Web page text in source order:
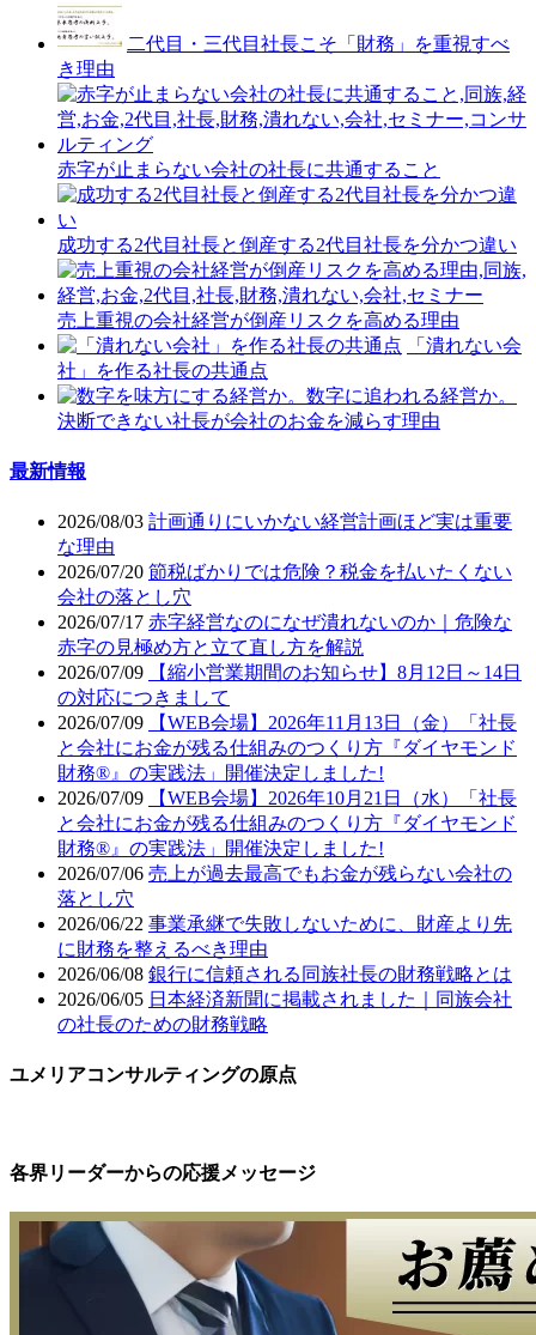
二代目・三代目社長こそ「財務」を重視すべ
き理由
赤字が止まらない会社の社長に共通すること
成功する2代目社長と倒産する2代目社長を分かつ違い
売上重視の会社経営が倒産リスクを高める理由
「潰れない会
社」を作る社長の共通点
決断できない社長が会社のお金を減らす理由
最新情報
2026/08/03 計画通りにいかない経営計画ほど実は重要
な理由
2026/07/20 節税ばかりでは危険？税金を払いたくない
会社の落とし穴
2026/07/17 赤字経営なのになぜ潰れないのか｜危険な
赤字の見極め方と立て直し方を解説
2026/07/09
【縮小営業期間のお知らせ】8月12日～14日
の対応につきまして
2026/07/09
【WEB会場】2026年11月13日（金）「社長
と会社にお金が残る仕組みのつくり方『ダイヤモンド
財務®』の実践法」開催決定しました!
2026/07/09
【WEB会場】2026年10月21日（水）「社長
と会社にお金が残る仕組みのつくり方『ダイヤモンド
財務®』の実践法」開催決定しました!
2026/07/06 売上が過去最高でもお金が残らない会社の
落とし穴
2026/06/22 事業承継で失敗しないために、財産より先
に財務を整えるべき理由
2026/06/08 銀行に信頼される同族社長の財務戦略とは
2026/06/05 日本経済新聞に掲載されました｜同族会社
の社長のための財務戦略
ユメリアコンサルティングの原点
各界リーダーからの応援メッセージ